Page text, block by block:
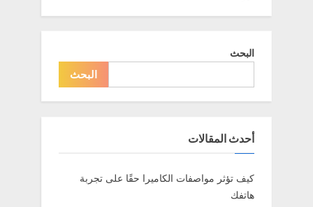
البحث
البحث
أحدث المقالات
كيف تؤثر مواصفات الكاميرا حقًا على تجربة
هاتفك